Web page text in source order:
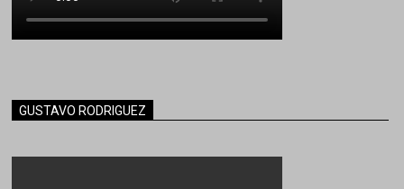
GUSTAVO RODRIGUEZ